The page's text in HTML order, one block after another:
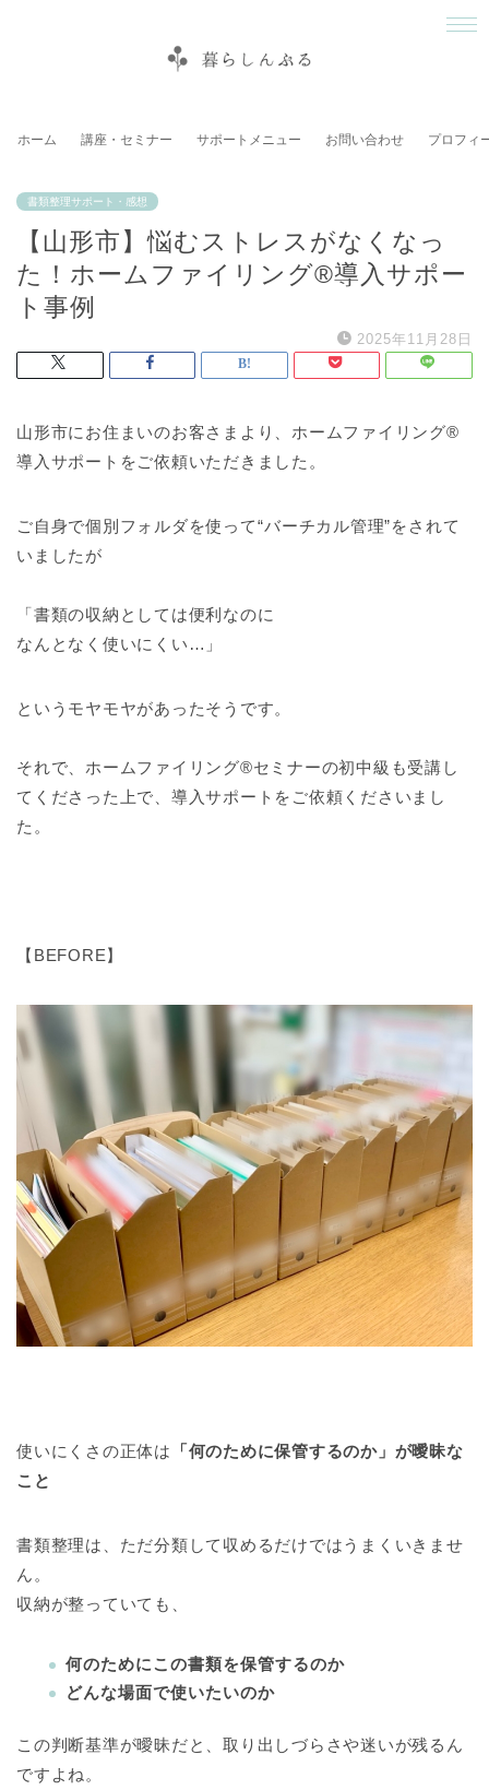
ホーム 講座・セミナー サポートメニュー お問い合わせ プロフィ
書類整理サポート・感想
【山形市】悩むストレスがなくなっ
た！ホームファイリング®導入サポー
ト事例
2025年11月28日
山形市にお住まいのお客さまより、ホームファイリング®
導入サポートをご依頼いただきました。
ご自身で個別フォルダを使って⁣“バーチカル管理”をされて
いましたが
「書類の収納としては便利なのに⁣
なんとなく使いにくい…」⁣
というモヤモヤがあったそうです。
それで、ホームファイリング®︎セミナーの初中級も受講し
てくださった上で、導入サポートをご依頼くださいまし
た。⁣
【BEFORE】
使いにくさの正体は
「何のために保管するのか」が曖昧な
こと
書類整理は、ただ分類して収めるだけではうまくいきませ
ん。
収納が整っていても、
何のためにこの書類を保管するのか
どんな場面で使いたいのか
この判断基準が曖昧だと、取り出しづらさや迷いが残るん
ですよね。